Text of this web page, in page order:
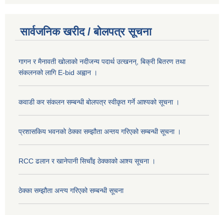
सार्वजनिक खरीद / बोलपत्र सूचना
गागन र मैनावती खोलाको नदीजन्य पदार्थ उत्खनन्, बिक्री बितरण तथा
संकलनको लागि E-bid अह्वान ।
कवाडी कर संकलन सम्बन्धी बोलपत्र स्वीकृत गर्ने आश्यको सूचना ।
प्रशासकिय भवनको ठेक्का सम्झौता अन्तय गरिएको सम्बन्धी सूचना ।
RCC ढलान र खानेपानी सिचाँइ ठेक्काको आश्य सूचना ।
ठेक्का सम्झौता अन्त्य गरिएको सम्बन्धी सूचना